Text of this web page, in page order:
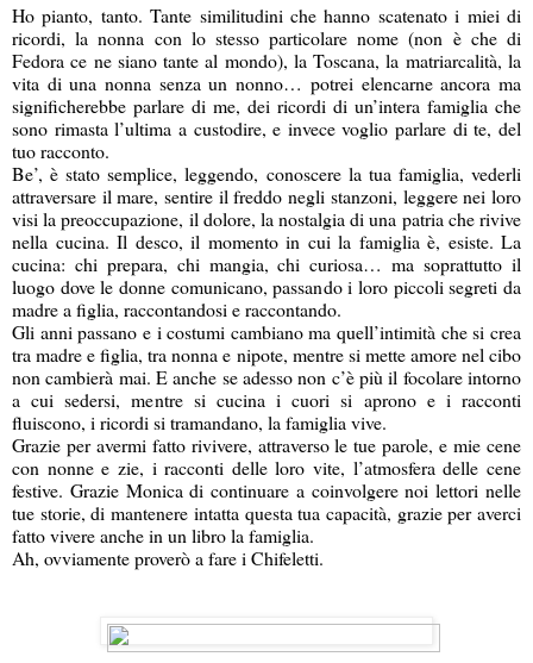
Ho pianto, tanto. Tante similitudini che hanno scatenato i miei di
ricordi, la nonna con lo stesso particolare nome (non è che di
Fedora ce ne siano tante al mondo), la Toscana, la matriarcalità, la
vita di una nonna senza un nonno… potrei elencarne ancora ma
significherebbe parlare di me, dei ricordi di un’intera famiglia che
sono rimasta l’ultima a custodire, e invece voglio parlare di te, del
tuo racconto.
Be’, è stato semplice, leggendo, conoscere la tua famiglia, vederli
attraversare il mare, sentire il freddo negli stanzoni, leggere nei loro
visi la preoccupazione, il dolore, la nostalgia di una patria che rivive
nella cucina. Il desco, il momento in cui la famiglia è, esiste. La
cucina: chi prepara, chi mangia, chi curiosa… ma soprattutto il
luogo dove le donne comunicano, passando i loro piccoli segreti da
madre a figlia, raccontandosi e raccontando.
Gli anni passano e i costumi cambiano ma quell’intimità che si crea
tra madre e figlia, tra nonna e nipote, mentre si mette amore nel cibo
non cambierà mai. E anche se adesso non c’è più il focolare intorno
a cui sedersi, mentre si cucina i cuori si aprono e i racconti
fluiscono, i ricordi si tramandano, la famiglia vive.
Grazie per avermi fatto rivivere, attraverso le tue parole, e mie cene
con nonne e zie, i racconti delle loro vite, l’atmosfera delle cene
festive. Grazie Monica di continuare a coinvolgere noi lettori nelle
tue storie, di mantenere intatta questa tua capacità, grazie per averci
fatto vivere anche in un libro la famiglia.
Ah, ovviamente proverò a fare i Chifeletti.